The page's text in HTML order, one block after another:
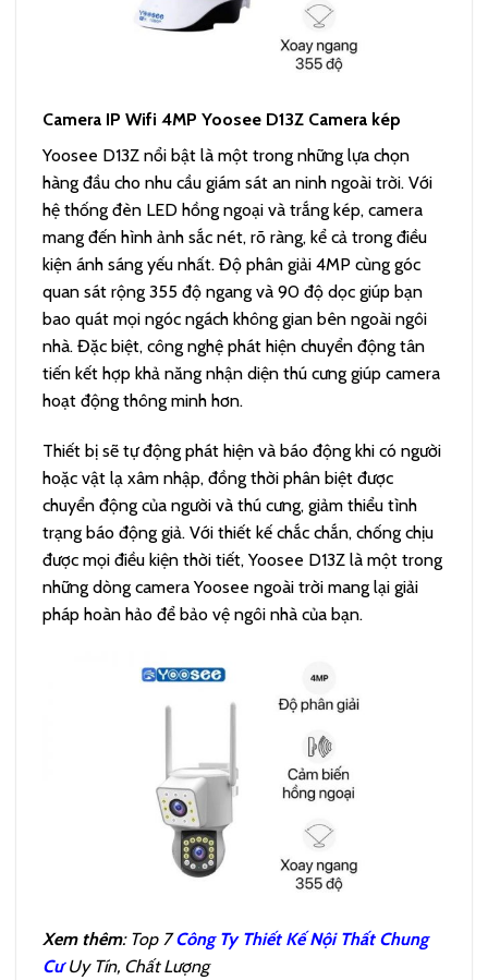
Camera IP Wifi 4MP Yoosee D13Z Camera kép
Yoosee D13Z nổi bật là một trong những lựa chọn
hàng đầu cho nhu cầu giám sát an ninh ngoài trời. Với
hệ thống đèn LED hồng ngoại và trắng kép, camera
mang đến hình ảnh sắc nét, rõ ràng, kể cả trong điều
kiện ánh sáng yếu nhất. Độ phân giải 4MP cùng góc
quan sát rộng 355 độ ngang và 90 độ dọc giúp bạn
bao quát mọi ngóc ngách không gian bên ngoài ngôi
nhà. Đặc biệt, công nghệ phát hiện chuyển động tân
tiến kết hợp khả năng nhận diện thú cưng giúp camera
hoạt động thông minh hơn.
Thiết bị sẽ tự động phát hiện và báo động khi có người
hoặc vật lạ xâm nhập, đồng thời phân biệt được
chuyển động của người và thú cưng, giảm thiểu tình
trạng báo động giả. Với thiết kế chắc chắn, chống chịu
được mọi điều kiện thời tiết, Yoosee D13Z là một trong
những dòng camera Yoosee ngoài trời mang lại giải
pháp hoàn hảo để bảo vệ ngôi nhà của bạn.
Xem thêm: Top 7Công Ty Thiết Kế Nội Thất Chung
CưUy Tín, Chất Lượng